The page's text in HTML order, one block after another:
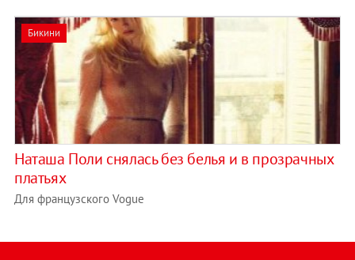
Бикини
Наташа Поли снялась без белья и в прозрачных
платьях
Для французского Vogue